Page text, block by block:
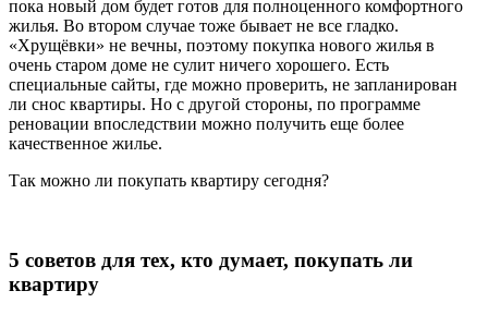
пока новый дом будет готов для полноценного комфортного
жилья. Во втором случае тоже бывает не все гладко.
«Хрущёвки» не вечны, поэтому покупка нового жилья в
очень старом доме не сулит ничего хорошего. Есть
специальные сайты, где можно проверить, не запланирован
ли снос квартиры. Но с другой стороны, по программе
реновации впоследствии можно получить еще более
качественное жилье.
Так можно ли покупать квартиру сегодня?
5 советов для тех, кто думает, покупать ли
квартиру